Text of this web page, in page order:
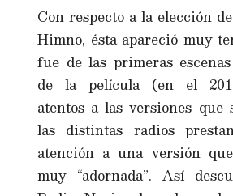
Con respecto a la elección
Himno, ésta apareció muy
fue de las primeras
de la película (en el
atentos a las versiones que
las distintas radios
atención a una versión
muy “adornada”. Así